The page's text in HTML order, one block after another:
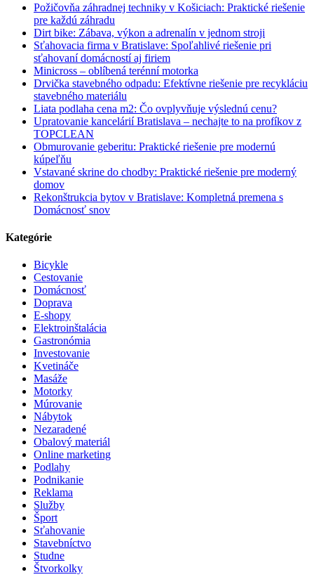
Požičovňa záhradnej techniky v Košiciach: Praktické riešenie
pre každú záhradu
Dirt bike: Zábava, výkon a adrenalín v jednom stroji
Sťahovacia firma v Bratislave: Spoľahlivé riešenie pri
sťahovaní domácností aj firiem
Minicross – oblíbená terénní motorka
Drvička stavebného odpadu: Efektívne riešenie pre recykláciu
stavebného materiálu
Liata podlaha cena m2: Čo ovplyvňuje výslednú cenu?
Upratovanie kancelárií Bratislava – nechajte to na profíkov z
TOPCLEAN
Obmurovanie geberitu: Praktické riešenie pre modernú
kúpeľňu
Vstavané skrine do chodby: Praktické riešenie pre moderný
domov
Rekonštrukcia bytov v Bratislave: Kompletná premena s
Domácnosť snov
Kategórie
Bicykle
Cestovanie
Domácnosť
Doprava
E-shopy
Elektroinštalácia
Gastronómia
Investovanie
Kvetináče
Masáže
Motorky
Múrovanie
Nábytok
Nezaradené
Obalový materiál
Online marketing
Podlahy
Podnikanie
Reklama
Služby
Šport
Sťahovanie
Stavebníctvo
Studne
Štvorkolky